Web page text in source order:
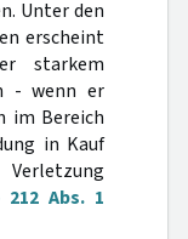
Unter den
erscheint
starkem
- wenn er
im Bereich
in Kauf
212 Abs. 1